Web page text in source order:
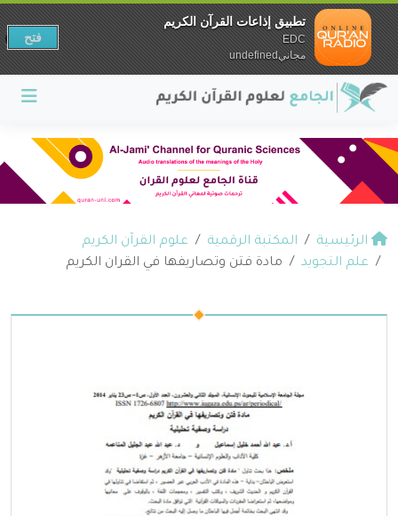
الرئيسية المكتبة الرقمية
علوم القرآن الكريم
علم التجويد
مادة فتن وتصاريفها في القران الكريم
تطبيق إذاعات القرآن الكريم
EDC
مجانيundefined
فتح